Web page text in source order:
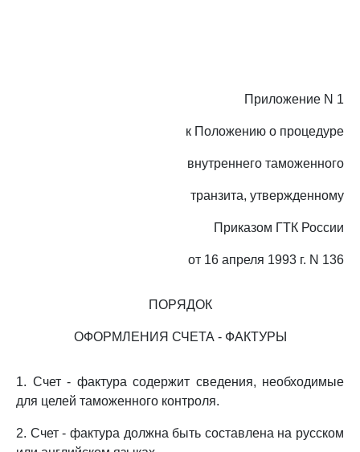
Приложение N 1
к Положению о процедуре
внутреннего таможенного
транзита, утвержденному
Приказом ГТК России
от 16 апреля 1993 г. N 136
ПОРЯДОК
ОФОРМЛЕНИЯ СЧЕТА - ФАКТУРЫ
1. Счет - фактура содержит сведения, необходимые
для целей таможенного контроля.
2. Счет - фактура должна быть составлена на русском